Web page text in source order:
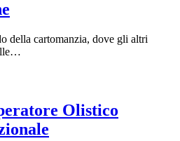
della cartomanzia, dove gli altri
Olistico